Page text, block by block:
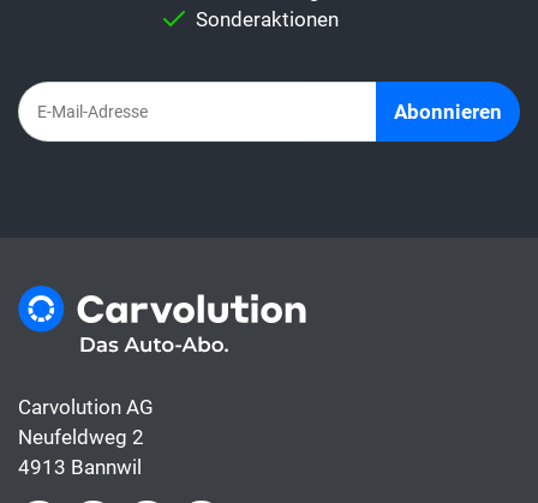
Abo-Abo sind alles Kosten rund ums Auto
deckt meist nur die Finanzierung.
Sonderaktionen
Abonnieren
Carvolution AG
Neufeldweg 2
4913 Bannwil